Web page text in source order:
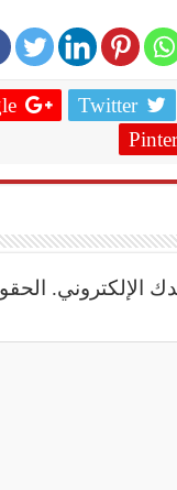
Twitter
+
الإلكتروني.